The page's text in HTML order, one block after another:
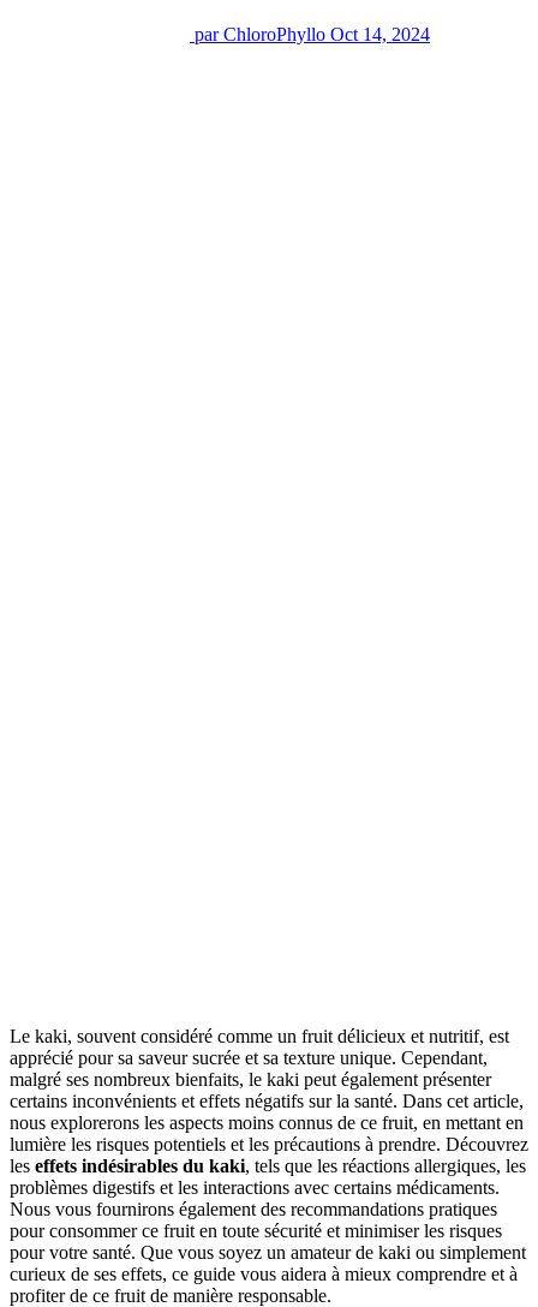
par ChloroPhyllo Oct 14, 2024
Le kaki, souvent considéré comme un fruit délicieux et nutritif, est
apprécié pour sa saveur sucrée et sa texture unique. Cependant,
malgré ses nombreux bienfaits, le kaki peut également présenter
certains inconvénients et effets négatifs sur la santé. Dans cet article,
nous explorerons les aspects moins connus de ce fruit, en mettant en
lumière les risques potentiels et les précautions à prendre. Découvrez
les effets indésirables du kaki, tels que les réactions allergiques, les
problèmes digestifs et les interactions avec certains médicaments.
Nous vous fournirons également des recommandations pratiques
pour consommer ce fruit en toute sécurité et minimiser les risques
pour votre santé. Que vous soyez un amateur de kaki ou simplement
curieux de ses effets, ce guide vous aidera à mieux comprendre et à
profiter de ce fruit de manière responsable.